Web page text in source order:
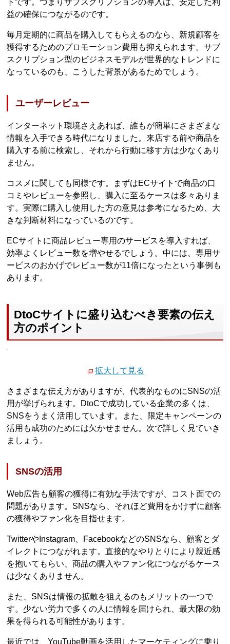
トです。つまりサブスクリプションの導入は、安定した利
益の確保につながるのです。
毎月定期的に商品を購入してもらえるのなら、新規顧客を
獲得するためのプロモーション費用も抑えられます。サブ
スクリプション型のビジネスモデルが世界的なトレンドに
なっているのも、こうした背景があるためでしょう。
ユーザーレビュー
インターネット環境さえあれば、誰もが簡単にさまざまな
情報を入手できる時代になりました。来店する前や商品を
購入する前に検索し、それから行動に移す方は少なくあり
ません。
コスメに関しても同様です。まずはECサイトで商品の口
コミやレビューを参照し、購入に至るケースは多々ありま
す。実際に購入し使用した方の意見は参考になるため、大
きな判断材料になっているのです。
ECサイトに商品レビュー専用のサービスを導入すれば、
効率よくレビュー数を増やせるでしょう。中には、専用サ
ービスのおかげでレビュー数が11倍になったという事例も
あります。
DtoCサイトに盛り込むべき要素の伝え
方のポイント
拡大して見る
さまざまな伝え方がありますが、代表的なものにSNSの活
用が挙げられます。DtoCで成功している企業の多くは、
SNSをうまく活用しています。また、限定キャンペーンの
活用も成功のためには欠かせません。次で詳しく見ていき
ましょう。
SNSの活用
Web広告も顧客の獲得に有効な手法ですが、コスト面での
問題があります。SNSなら、それほど費用をかけずに顧客
の獲得やファン化を目指せます。
TwitterやInstagram、FacebookなどのSNSなら、顧客とダ
イレクトにつながれます。直接的なやりとりにより親近感
を抱いてもらい、商品の購入やファン化につながるケース
は少なくありません。
また、SNSは情報の拡散を狙えるのもメリットの一つで
す。少ない労力で多くの人に情報を届けられ、最大限の効
果を得られる可能性があります。
最近では、YouTube動画を活用したマーケティングに乗り